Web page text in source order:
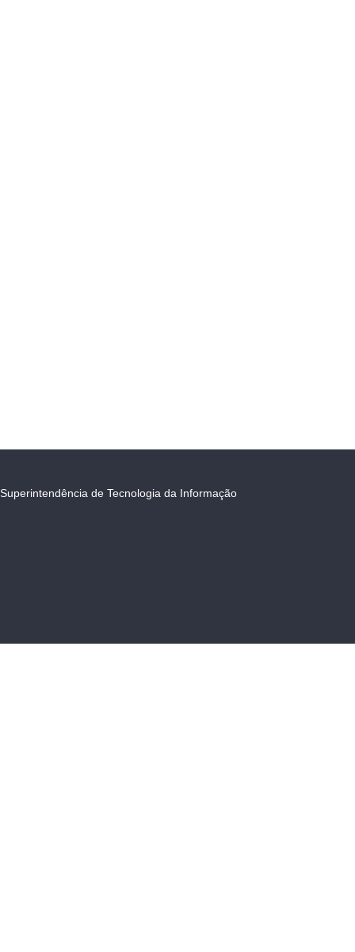
Superintendência de Tecnologia da Informação